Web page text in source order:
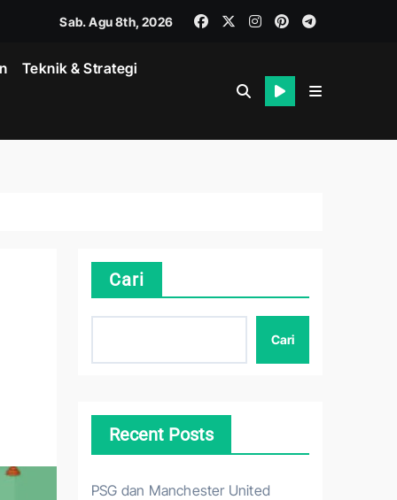
Sab. Agu 8th, 2026
Teknik & Strategi
Cari
Cari
Recent Posts
PSG dan Manchester United